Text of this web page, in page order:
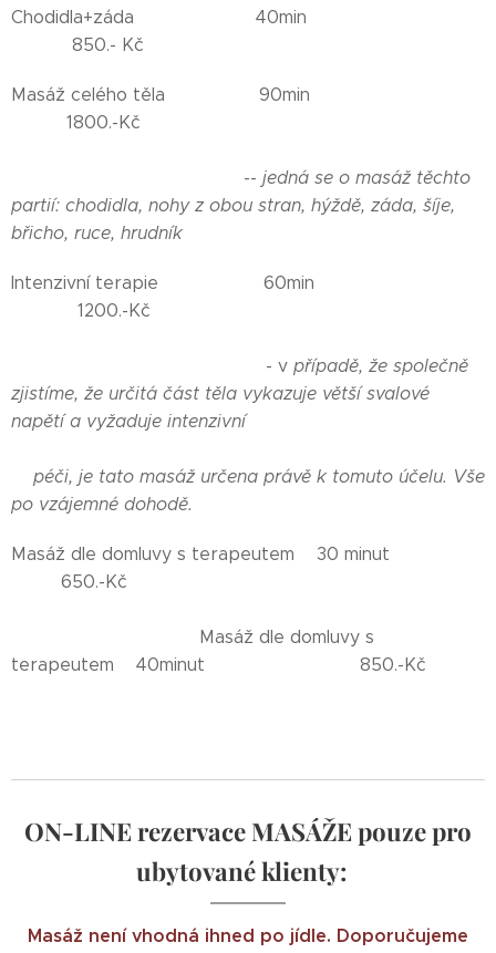
Chodidla+záda 40min
850.- Kč
Masáž celého těla 90min
1800.-Kč
-- jedná se o masáž těchto
partií: chodidla, nohy z obou stran, hýždě, záda, šíje,
břicho, ruce, hrudník
Intenzivní terapie 60min
1200.-Kč
- v případě, že společně
zjistíme, že určitá část těla vykazuje většísvalové
napětí a vyžaduje intenzivní
péči, je tato masáž určena právě k tomuto účelu. Vše
po vzájemné dohodě.
Masáž dle domluvy s terapeutem 30 minut
650.-Kč
Masáž dle domluvy s
terapeutem 40minut 850.-Kč
ON-LINE rezervace MASÁŽEpouze pro
ubytované klienty:
Masáž není vhodná ihned po jídle. Doporučujeme